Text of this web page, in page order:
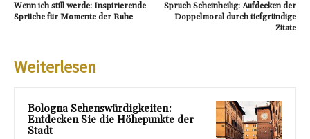
Wenn ich still werde: Inspirierende
Sprüche für Momente der Ruhe
Spruch Scheinheilig: Aufdecken der
Doppelmoral durch tiefgründige
Zitate
Weiterlesen
Bologna Sehenswürdigkeiten:
Entdecken Sie die Höhepunkte der
Stadt